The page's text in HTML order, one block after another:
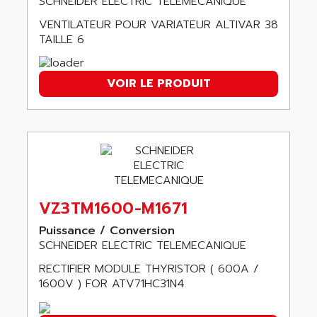
SINUMERIK 840C
ATP
9300-SERIES
8200-SERIES
SERVOPACK
DIGIDRIVE SE
SIGMA II
VERITRON
PANELVIEW
AXUMERIK
ALACATEL
ALARMCOM
ALCATEL-LUCENT
ALES
ALFA PROGETTI
ALFA ROBOT
ALFA ROMEO
ALFA-LAVAL
ALFASISTEL
ALFONS HAAR
VENTILATEUR POUR VARIATEUR ALTIVAR 38
TAILLE 6
VOIR LE PRODUIT
VZ3TM1600-M1671
Puissance / Conversion
SCHNEIDER ELECTRIC TELEMECANIQUE
RECTIFIER MODULE THYRISTOR ( 600A /
1600V ) FOR ATV71HC31N4